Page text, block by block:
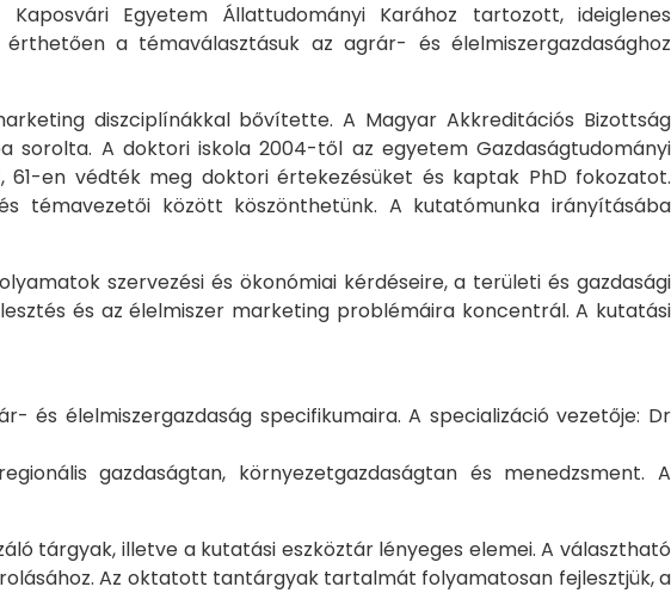
Egyetem Állattudományi Karához tartozott, ideiglenes
a témaválasztásuk az agrár- és élelmiszergazdasághoz
diszciplínákkal bővítette. A Magyar Akkreditációs Bizottság
sorolta. A doktori iskola 2004-től az egyetem Gazdaságtudományi
61-en védték meg doktori értekezésüket és kaptak PhD fokozatot.
témavezetői között köszönthetünk. A kutatómunka irányításába
szervezési és ökonómiai kérdéseire, a területi és gazdasági
és az élelmiszer marketing problémáira koncentrál. A kutatási
és élelmiszergazdaság specifikumaira. A specializáció vezetője: Dr
gazdaságtan, környezetgazdaságtan és menedzsment. A
tárgyak, illetve a kutatási eszköztár lényeges elemei. A választható
Az oktatott tantárgyak tartalmát folyamatosan fejlesztjük, a